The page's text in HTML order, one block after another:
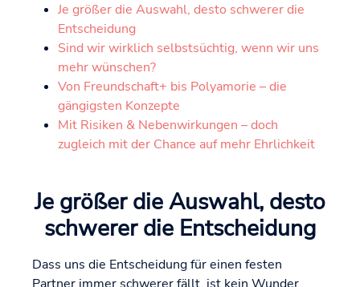
Je größer die Auswahl, desto schwerer die
Entscheidung
Sind wir wirklich selbstsüchtig, wenn wir uns
mehr wünschen?
Von Freundschaft+ bis Polyamorie – die
gängigsten Konzepte
Mit Risiken & Nebenwirkungen – doch
zugleich mit der Chance auf mehr Ehrlichkeit
Je größer die Auswahl, desto
schwerer die Entscheidung
Dass uns die Entscheidung für einen festen